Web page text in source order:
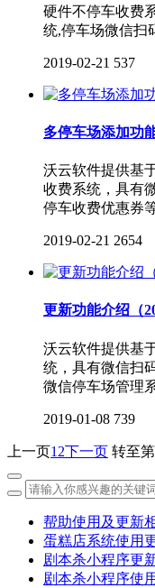
硬件不停车收费
统,停车场微信扫
2019-02-21 537
多停车场添加功
沃云软件提供基
收费系统，具有
停车收费优惠券
2019-02-21 2654
更新功能介绍（
沃云软件提供基
统，具有微信扫
微信停车场管理
2019-01-08 739
上一页1 2下一页 转至第
帮助使用及更新
蛋糕店系统使用
剧本杀小程序更
剧本杀小程序使